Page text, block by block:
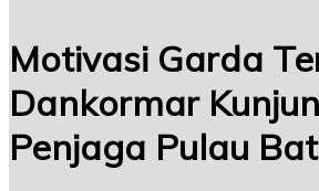
Motivasi Garda
Dankormar
Penjaga Pulau